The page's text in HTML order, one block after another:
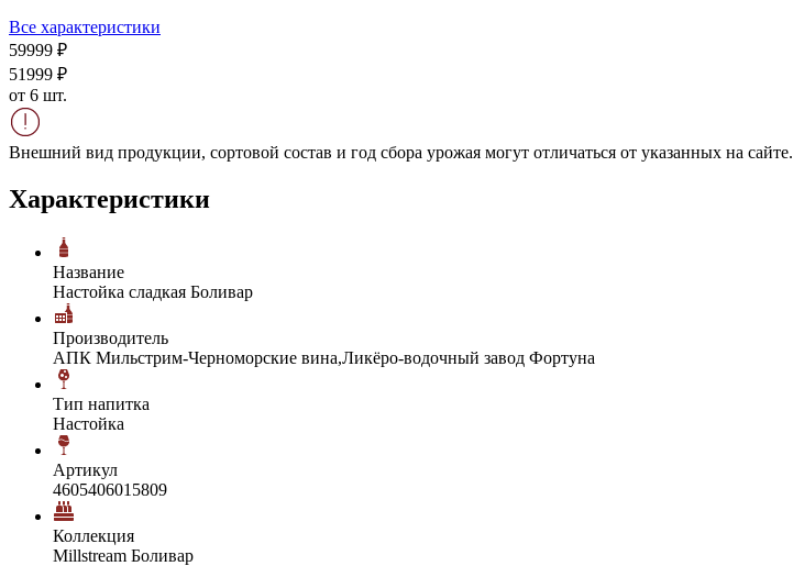
Все характеристики
59999 ₽
51999 ₽
от 6 шт.
Внешний вид продукции, сортовой состав и год сбора урожая могут отличаться от указанных на сайте.
Характеристики
Название
Настойка сладкая Боливар
Производитель
АПК Мильстрим-Черноморские вина,Ликёро-водочный завод Фортуна
Тип напитка
Настойка
Артикул
4605406015809
Коллекция
Millstream Боливар